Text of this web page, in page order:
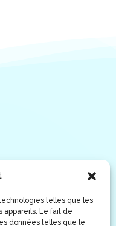
telles que les
appareils. Le fait de
données telles que le